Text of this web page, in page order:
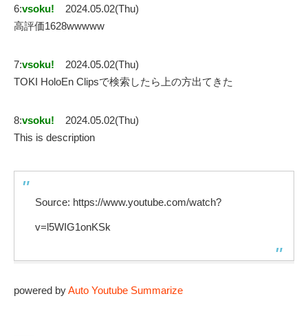
6:vsoku!
2024.05.02(Thu)
高評価1628wwwww
7:vsoku!
2024.05.02(Thu)
TOKI HoloEn Clipsで検索したら上の方出てきた
8:vsoku!
2024.05.02(Thu)
This is description
Source: https://www.youtube.com/watch?
v=l5WIG1onKSk
powered byAuto Youtube Summarize